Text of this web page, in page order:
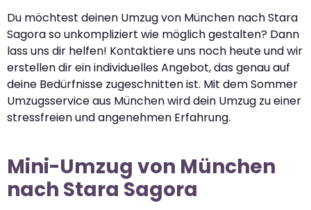
Du möchtest deinen Umzug von München nach Stara
Sagora so unkompliziert wie möglich gestalten? Dann
lass uns dir helfen! Kontaktiere uns noch heute und wir
erstellen dir ein individuelles Angebot, das genau auf
deine Bedürfnisse zugeschnitten ist. Mit dem Sommer
Umzugsservice aus München wird dein Umzug zu einer
stressfreien und angenehmen Erfahrung.
Mini-Umzug von München
nach Stara Sagora